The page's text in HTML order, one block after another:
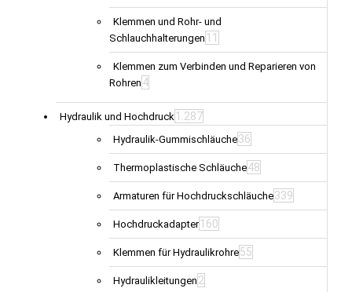
Klemmen und Rohr- und
Schlauchhalterungen 11
Klemmen zum Verbinden und Reparieren von
Rohren 4
Hydraulik und Hochdruck 1.287
Hydraulik-Gummischläuche36
Thermoplastische Schläuche48
Armaturen für Hochdruckschläuche339
Hochdruckadapter 160
Klemmen für Hydraulikrohre55
Hydraulikleitungen 2